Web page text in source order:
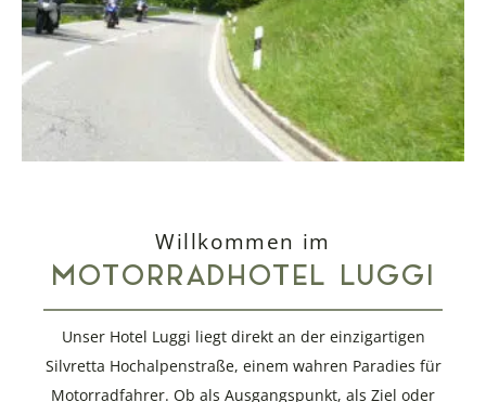
Willkommen im
MOTORRADHOTEL LUGGI
Unser Hotel Luggi liegt direkt an der einzigartigen
Silvretta Hochalpenstraße, einem wahren Paradies für
Motorradfahrer. Ob als Ausgangspunkt, als Ziel oder